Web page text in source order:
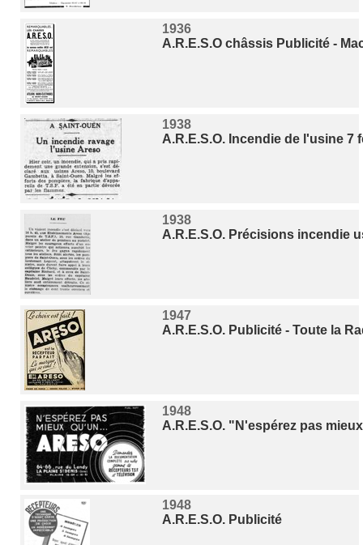
1936
A.R.E.S.O châssis Publicité -
1938
A.R.E.S.O. Incendie de l'usine 7
1938
A.R.E.S.O. Précisions incendie
1947
A.R.E.S.O. Publicité - Toute la
1948
A.R.E.S.O. "N'espérez pas
1948
A.R.E.S.O. Publicité